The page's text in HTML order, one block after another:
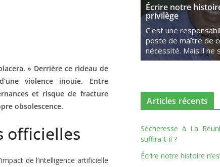
» Derrière ce rideau de
violence inouïe. Entre
et risque de fracture
obsolescence.
officielles
de l’intelligence artificielle
Écrire notre
privilège
C'est une
poste de maître de
nécessité. Mais il ne
Articles récents
Sécheresse à La
suffira-t-il ?
Écrire notre histoire